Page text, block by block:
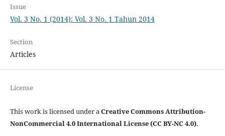
Issue
Vol. 3 No. 1 (2014): Vol. 3 No. 1 Tahun 2014
Section
Articles
License
This work is licensed under aCreative Commons Attribution-
NonCommercial 4.0 International License (CC BY-NC 4.0).